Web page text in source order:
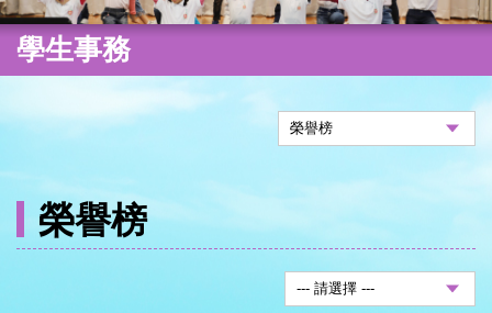
學生事務
榮譽榜